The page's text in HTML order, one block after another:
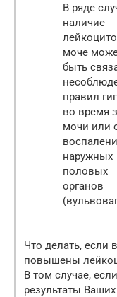
В ряде
наличие
моче
быть
правил
во время
мочи или
наружных
половых
органов
Что делать, если
повышены
В том случае, если
результаты Ваших